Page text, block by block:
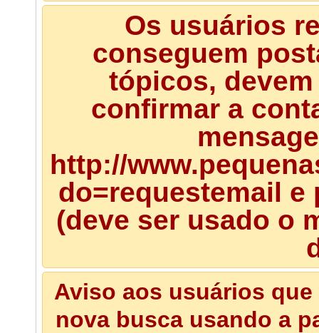
Os usuários
conseguem
tópicos,
confirmar a
http://
do=requestemail
(deve ser usado o
Aviso aos usuários
nova busca usando a